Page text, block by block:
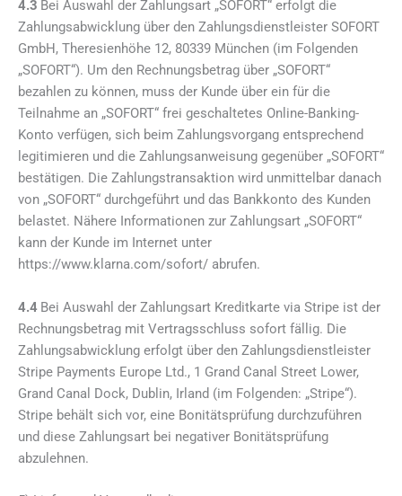
4.3 Bei Auswahl der Zahlungsart „SOFORT“ erfolgt die
Zahlungsabwicklung über den Zahlungsdienstleister SOFORT
GmbH, Theresienhöhe 12, 80339 München (im Folgenden
„SOFORT“). Um den Rechnungsbetrag über „SOFORT“
bezahlen zu können, muss der Kunde über ein für die
Teilnahme an „SOFORT“ frei geschaltetes Online-Banking-
Konto verfügen, sich beim Zahlungsvorgang entsprechend
legitimieren und die Zahlungsanweisung gegenüber „SOFORT“
bestätigen. Die Zahlungstransaktion wird unmittelbar danach
von „SOFORT“ durchgeführt und das Bankkonto des Kunden
belastet. Nähere Informationen zur Zahlungsart „SOFORT“
kann der Kunde im Internet unter
https://www.klarna.com/sofort/ abrufen.
4.4 Bei Auswahl der Zahlungsart Kreditkarte via Stripe ist der
Rechnungsbetrag mit Vertragsschluss sofort fällig. Die
Zahlungsabwicklung erfolgt über den Zahlungsdienstleister
Stripe Payments Europe Ltd., 1 Grand Canal Street Lower,
Grand Canal Dock, Dublin, Irland (im Folgenden: „Stripe“).
Stripe behält sich vor, eine Bonitätsprüfung durchzuführen
und diese Zahlungsart bei negativer Bonitätsprüfung
abzulehnen.